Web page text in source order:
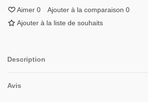
Aimer 0 Ajouter à la comparaison 0
Ajouter à la liste de souhaits
Description
Avis